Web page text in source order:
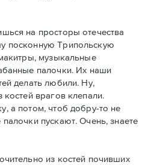
на просторы отечества
посконную Трипольскую
музыкальные
палочки. Их наши
делать любили. Ну,
врагов клепали.
а потом, чтоб добру-то не
пускают. Очень, знаете
из костей почивших